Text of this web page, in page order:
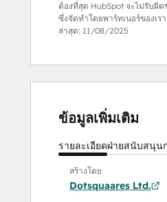
ต้องที่สุด HubSpot จะไม่รับผิ
ซึ่งจัดทำโดยพาร์ทเนอร์ของเร
ล่าสุด: 11/08/2025
ข้อมูลเพิ่มเติม
รายละเอียดฝ่ายสนับสนุน
สร้างโดย
Dotsquaares Ltd.